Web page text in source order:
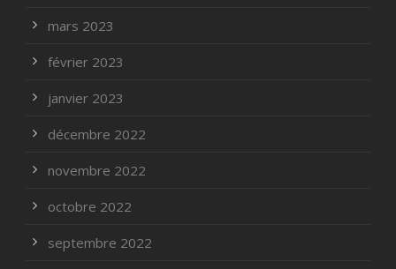
mars 2023
février 2023
janvier 2023
décembre 2022
novembre 2022
octobre 2022
septembre 2022